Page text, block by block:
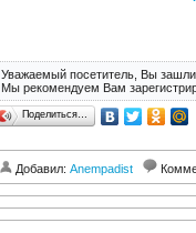
Уважаемый посетитель, Вы зашли
Мы рекомендуем Вам
Поделиться…
Добавил: Anempadist